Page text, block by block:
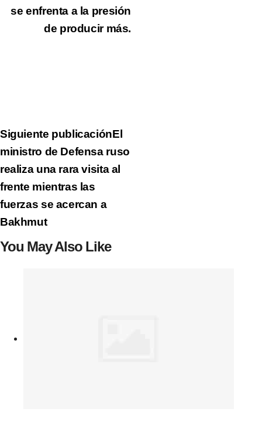
se enfrenta a la presión
de producir más.
Siguiente publicaciónEl
ministro de Defensa ruso
realiza una rara visita al
frente mientras las
fuerzas se acercan a
Bakhmut
You May Also Like